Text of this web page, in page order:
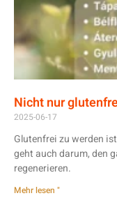
Nicht nur
2025-06-17
Glutenfrei zu werden
geht auch darum, den
regenerieren.
Mehr lesen "